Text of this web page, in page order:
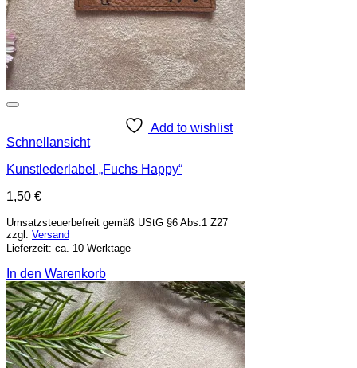
Add to wishlist
Schnellansicht
Kunstlederlabel „Fuchs Happy“
1,50 €
Umsatzsteuerbefreit gemäß UStG §6 Abs.1 Z27
zzgl. Versand
Lieferzeit: ca. 10 Werktage
In den Warenkorb